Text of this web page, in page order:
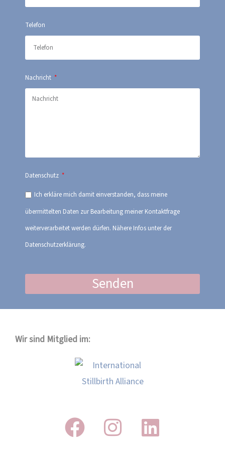
Telefon
Nachricht
Datenschutz
Ich erkläre mich damit einverstanden, dass meine
übermittelten Daten zur Bearbeitung meiner Kontaktfrage
weiterverarbeitet werden dürfen. Nähere Infos unter der
Datenschutzerklärung.
Senden
Wir sind Mitglied im: